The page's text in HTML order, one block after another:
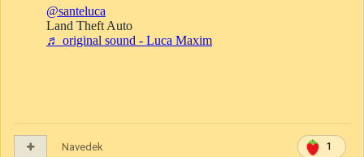
1
Navedek